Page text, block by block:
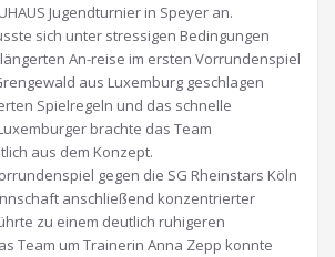
Jugendturnier in Speyer an.
sich unter stressigen Bedingungen
An-reise im ersten Vorrundenspiel
aus Luxemburg geschlagen
Spielregeln und das schnelle
brachte das Team
aus dem Konzept.
gegen die SG Rheinstars Köln
anschließend konzentrierter
zu einem deutlich ruhigeren
Team um Trainerin Anna Zepp konnte